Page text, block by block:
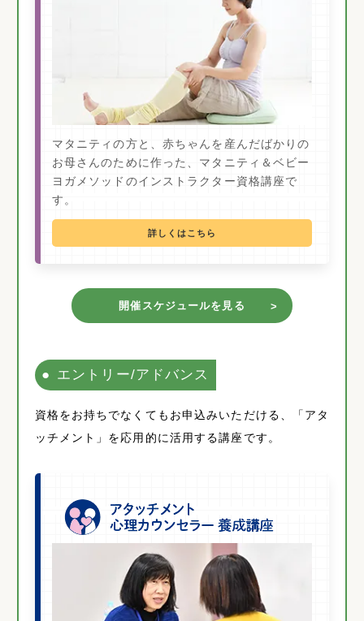
マタニティの方と、赤ちゃんを産んだばかりの
お母さんのために作った、マタニティ＆ベビー
ヨガメソッドのインストラクター資格講座で
す。
詳しくはこちら
開催スケジュールを見る
エントリー/アドバンス
資格をお持ちでなくてもお申込みいただける、「アタ
ッチメント」を応用的に活用する講座です。